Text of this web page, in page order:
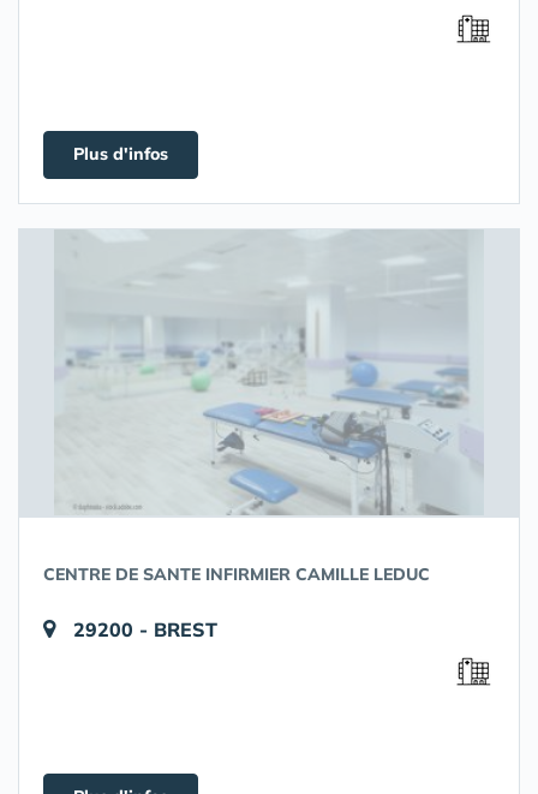
Plus d'infos
CENTRE DE SANTE INFIRMIER CAMILLE LEDUC
29200 - BREST